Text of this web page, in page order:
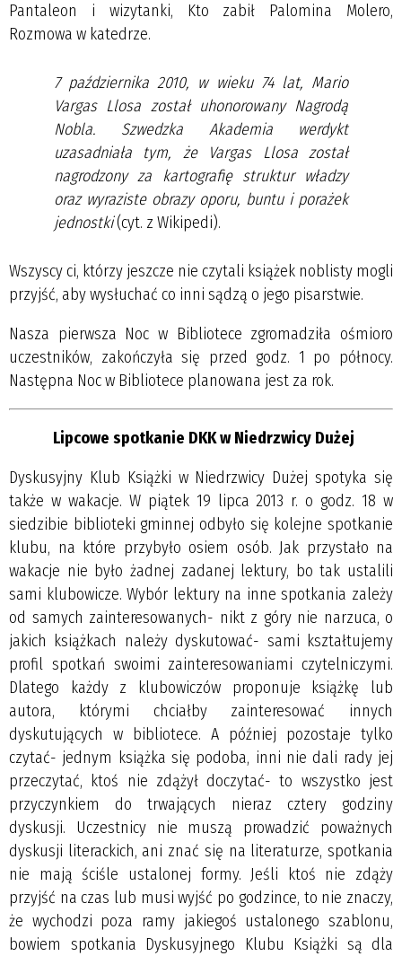
Pantaleon i wizytanki, Kto zabił Palomina Molero,
Rozmowa w katedrze.
7 października 2010, w wieku 74 lat, Mario
Vargas Llosa został uhonorowany Nagrodą
Nobla. Szwedzka Akademia werdykt
uzasadniała tym, że Vargas Llosa został
nagrodzony za kartografię struktur władzy
oraz wyraziste obrazy oporu, buntu i porażek
jednostki(cyt. z Wikipedi).
Wszyscy ci, którzy jeszcze nie czytali książek noblisty mogli
przyjść, aby wysłuchać co inni sądzą o jego pisarstwie.
Nasza pierwsza Noc w Bibliotece zgromadziła ośmioro
uczestników, zakończyła się przed godz. 1 po północy.
Następna Noc w Bibliotece planowana jest za rok.
Lipcowe spotkanie DKK w Niedrzwicy Dużej
Dyskusyjny Klub Książki w Niedrzwicy Dużej spotyka się
także w wakacje. W piątek 19 lipca 2013 r. o godz. 18 w
siedzibie biblioteki gminnej odbyło się kolejne spotkanie
klubu, na które przybyło osiem osób. Jak przystało na
wakacje nie było żadnej zadanej lektury, bo tak ustalili
sami klubowicze. Wybór lektury na inne spotkania zależy
od samych zainteresowanych- nikt z góry nie narzuca, o
jakich książkach należy dyskutować- sami kształtujemy
profil spotkań swoimi zainteresowaniami czytelniczymi.
Dlatego każdy z klubowiczów proponuje książkę lub
autora, którymi chciałby zainteresować innych
dyskutujących w bibliotece. A później pozostaje tylko
czytać- jednym książka się podoba, inni nie dali rady jej
przeczytać, ktoś nie zdążył doczytać- to wszystko jest
przyczynkiem do trwających nieraz cztery godziny
dyskusji. Uczestnicy nie muszą prowadzić poważnych
dyskusji literackich, ani znać się na literaturze, spotkania
nie mają ściśle ustalonej formy. Jeśli ktoś nie zdąży
przyjść na czas lub musi wyjść po godzince, to nie znaczy,
że wychodzi poza ramy jakiegoś ustalonego szablonu,
bowiem spotkania Dyskusyjnego Klubu Książki są dla